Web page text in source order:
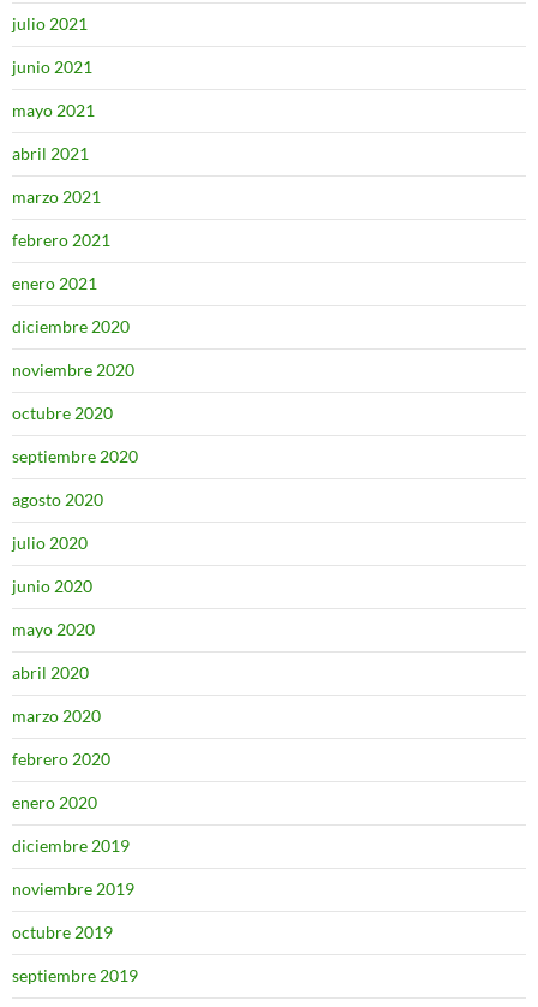
julio 2021
junio 2021
mayo 2021
abril 2021
marzo 2021
febrero 2021
enero 2021
diciembre 2020
noviembre 2020
octubre 2020
septiembre 2020
agosto 2020
julio 2020
junio 2020
mayo 2020
abril 2020
marzo 2020
febrero 2020
enero 2020
diciembre 2019
noviembre 2019
octubre 2019
septiembre 2019